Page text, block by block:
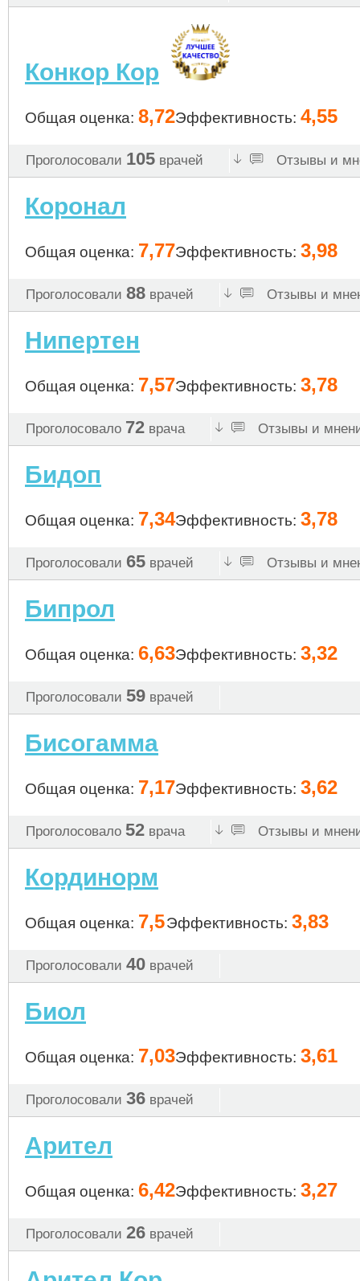
Конкор Кор
Общая оценка: 8,72Эффективность: 4,55
Проголосовали 105 врачей Отзывы и
Коронал
Общая оценка: 7,77Эффективность: 3,98
Проголосовали 88 врачей Отзывы и
Нипертен
Общая оценка: 7,57Эффективность: 3,78
Проголосовало 72 врача Отзывы и
Бидоп
Общая оценка: 7,34Эффективность: 3,78
Проголосовали 65 врачей Отзывы и
Бипрол
Общая оценка: 6,63Эффективность: 3,32
Проголосовали 59 врачей
Бисогамма
Общая оценка: 7,17Эффективность: 3,62
Проголосовало 52 врача Отзывы и
Кординорм
Общая оценка: 7,5Эффективность: 3,83
Проголосовали 40 врачей
Биол
Общая оценка: 7,03Эффективность: 3,61
Проголосовали 36 врачей
Арител
Общая оценка: 6,42Эффективность: 3,27
Проголосовали 26 врачей